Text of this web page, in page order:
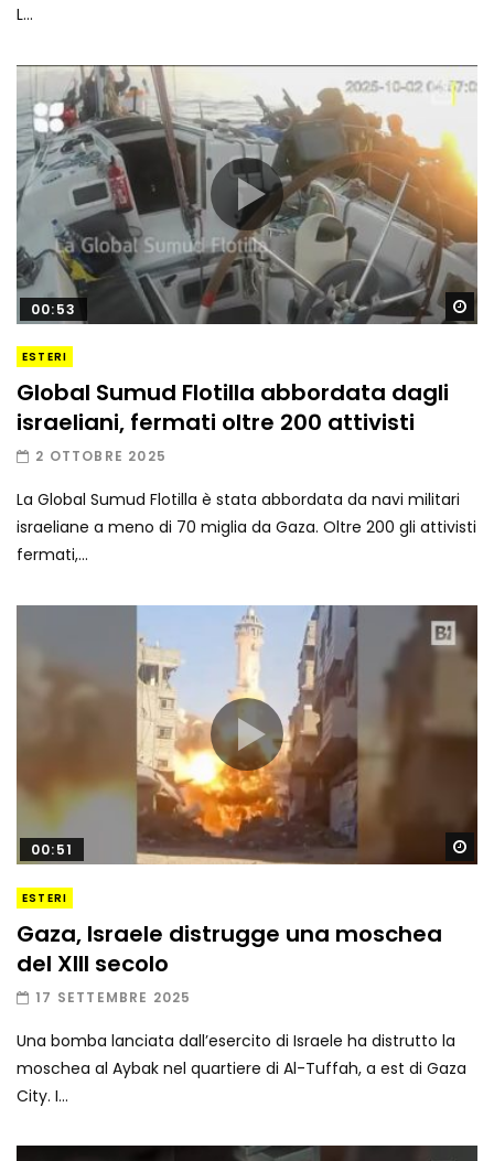
L...
00:53
ESTERI
Global Sumud Flotilla abbordata dagli
israeliani, fermati oltre 200 attivisti
2 OTTOBRE 2025
La Global Sumud Flotilla è stata abbordata da navi militari
israeliane a meno di 70 miglia da Gaza. Oltre 200 gli attivisti
fermati,...
00:51
ESTERI
Gaza, Israele distrugge una moschea
del XIII secolo
17 SETTEMBRE 2025
Una bomba lanciata dall’esercito di Israele ha distrutto la
moschea al Aybak nel quartiere di Al-Tuffah, a est di Gaza
City. I...